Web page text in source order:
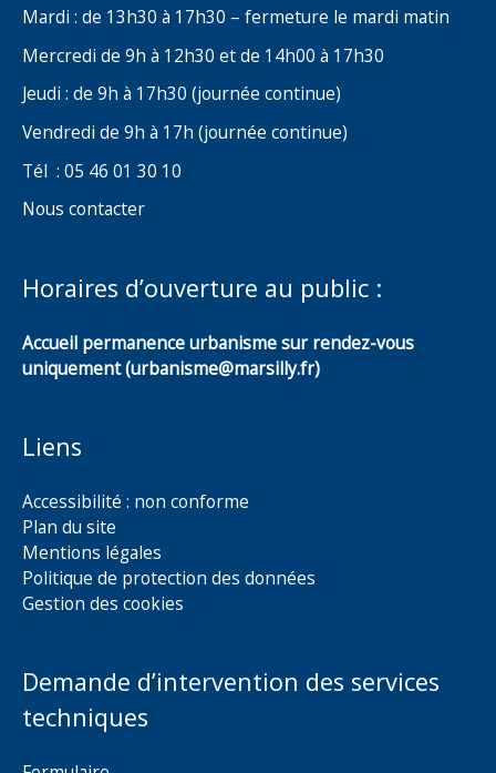
Mardi : de 13h30 à 17h30 – fermeture le mardi matin
Mercredi de 9h à 12h30 et de 14h00 à 17h30
Jeudi : de 9h à 17h30 (journée continue)
Vendredi de 9h à 17h (journée continue)
Tél : 05 46 01 30 10
Nous contacter
Horaires d’ouverture au public :
Accueil permanence urbanisme sur rendez-vous
uniquement (urbanisme@marsilly.fr)
Liens
Accessibilité : non conforme
Plan du site
Mentions légales
Politique de protection des données
Gestion des cookies
Demande d’intervention des services
techniques